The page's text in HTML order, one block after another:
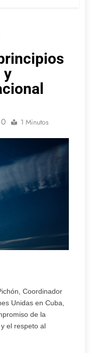
y
0 1 Minutos
Coordinador
Unidas en Cuba,
de la
el respeto al